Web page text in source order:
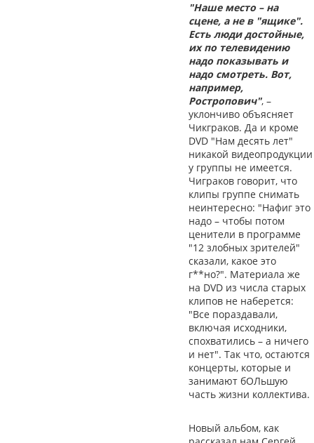
"Наше место – на
сцене, а не в "ящике".
Есть люди достойные,
их по телевидению
надо показывать и
надо смотреть. Вот,
например,
Ростропович", –
уклончиво объясняет
Чикграков. Да и кроме
DVD "Нам десять лет"
никакой видеопродукции
у группы не имеется.
Чиграков говорит, что
клипы группе снимать
неинтересно: "Нафиг это
надо – чтобы потом
ценители в программе
"12 злобных зрителей"
сказали, какое это
г**но?". Материала же
на DVD из числа старых
клипов не наберется:
"Все пораздавали,
включая исходники,
спохватились – а ничего
и нет". Так что, остаются
концерты, которые и
занимают бОЛьшую
часть жизни коллектива.
Новый альбом, как